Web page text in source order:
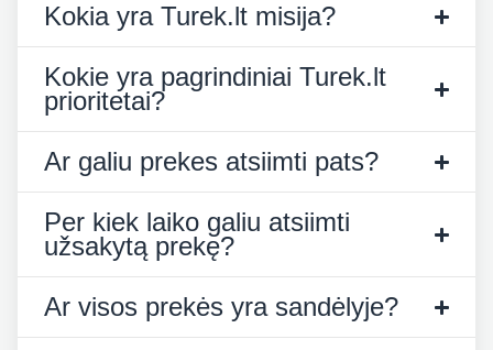
Kokia yra Turek.lt misija?
Kokie yra pagrindiniai Turek.lt
prioritetai?
Ar galiu prekes atsiimti pats?
Per kiek laiko galiu atsiimti
užsakytą prekę?
Ar visos prekės yra sandėlyje?